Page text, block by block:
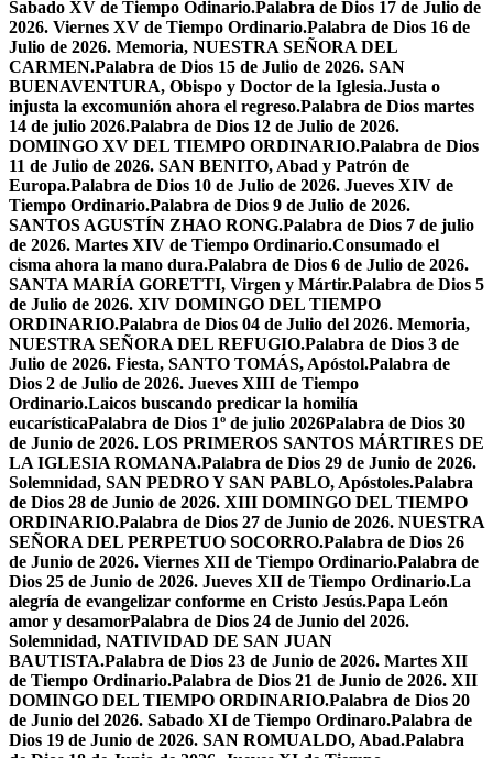
Sabado XV de Tiempo Odinario.Palabra de Dios 17 de Julio de
2026. Viernes XV de Tiempo Ordinario.Palabra de Dios 16 de
Julio de 2026. Memoria, NUESTRA SEÑORA DEL
CARMEN.Palabra de Dios 15 de Julio de 2026. SAN
BUENAVENTURA, Obispo y Doctor de la Iglesia.Justa o
injusta la excomunión ahora el regreso.Palabra de Dios martes
14 de julio 2026.Palabra de Dios 12 de Julio de 2026.
DOMINGO XV DEL TIEMPO ORDINARIO.Palabra de Dios
11 de Julio de 2026. SAN BENITO, Abad y Patrón de
Europa.Palabra de Dios 10 de Julio de 2026. Jueves XIV de
Tiempo Ordinario.Palabra de Dios 9 de Julio de 2026.
SANTOS AGUSTÍN ZHAO RONG.Palabra de Dios 7 de julio
de 2026. Martes XIV de Tiempo Ordinario.Consumado el
cisma ahora la mano dura.Palabra de Dios 6 de Julio de 2026.
SANTA MARÍA GORETTI, Virgen y Mártir.Palabra de Dios 5
de Julio de 2026. XIV DOMINGO DEL TIEMPO
ORDINARIO.Palabra de Dios 04 de Julio del 2026. Memoria,
NUESTRA SEÑORA DEL REFUGIO.Palabra de Dios 3 de
Julio de 2026. Fiesta, SANTO TOMÁS, Apóstol.Palabra de
Dios 2 de Julio de 2026. Jueves XIII de Tiempo
Ordinario.Laicos buscando predicar la homilía
eucarísticaPalabra de Dios 1º de julio 2026Palabra de Dios 30
de Junio de 2026. LOS PRIMEROS SANTOS MÁRTIRES DE
LA IGLESIA ROMANA.Palabra de Dios 29 de Junio de 2026.
Solemnidad, SAN PEDRO Y SAN PABLO, Apóstoles.Palabra
de Dios 28 de Junio de 2026. XIII DOMINGO DEL TIEMPO
ORDINARIO.Palabra de Dios 27 de Junio de 2026. NUESTRA
SEÑORA DEL PERPETUO SOCORRO.Palabra de Dios 26
de Junio de 2026. Viernes XII de Tiempo Ordinario.Palabra de
Dios 25 de Junio de 2026. Jueves XII de Tiempo Ordinario.La
alegría de evangelizar conforme en Cristo Jesús.Papa León
amor y desamorPalabra de Dios 24 de Junio del 2026.
Solemnidad, NATIVIDAD DE SAN JUAN
BAUTISTA.Palabra de Dios 23 de Junio de 2026. Martes XII
de Tiempo Ordinario.Palabra de Dios 21 de Junio de 2026. XII
DOMINGO DEL TIEMPO ORDINARIO.Palabra de Dios 20
de Junio del 2026. Sabado XI de Tiempo Ordinaro.Palabra de
Dios 19 de Junio de 2026. SAN ROMUALDO, Abad.Palabra